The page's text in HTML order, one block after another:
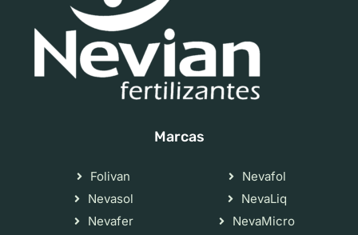
Marcas
Folivan
Nevasol
Nevafer
Nevafol
NevaLiq
NevaMicro